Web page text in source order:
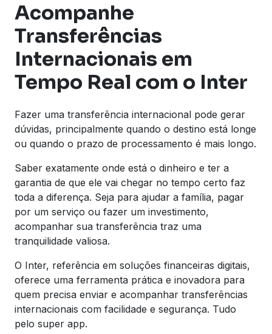
Acompanhe
Transferências
Internacionais em
Tempo Real com o Inter
Fazer uma transferência internacional pode gerar
dúvidas, principalmente quando o destino está longe
ou quando o prazo de processamento é mais longo.
Saber exatamente onde está o dinheiro e ter a
garantia de que ele vai chegar no tempo certo faz
toda a diferença. Seja para ajudar a família, pagar
por um serviço ou fazer um investimento,
acompanhar sua transferência traz uma
tranquilidade valiosa.
O Inter, referência em soluções financeiras digitais,
oferece uma ferramenta prática e inovadora para
quem precisa enviar e acompanhar transferências
internacionais com facilidade e segurança. Tudo
pelo super app.